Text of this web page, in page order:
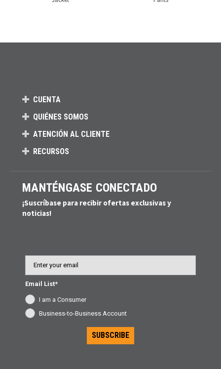
CUENTA
QUIÉNES SOMOS
ATENCIÓN AL CLIENTE
RECURSOS
MANTÉNGASE CONECTADO
¡Suscríbase para recibir ofertas exclusivas y
noticias!
Email List*
I am a Consumer
Business-to-Business Account
SUBSCRIBE